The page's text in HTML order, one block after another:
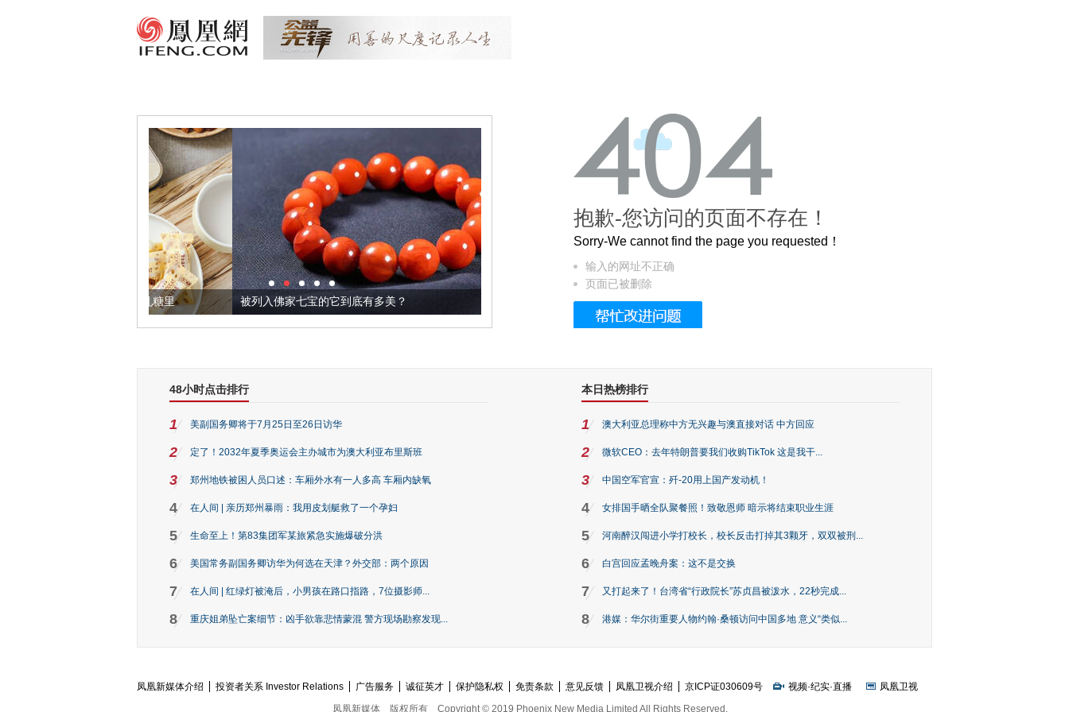
被列入佛家七宝的它到底有多美？ 这个3.2米的长卷，还原了600岁的紫禁城
抱歉-您访问的页面不存在！
Sorry-We cannot find the page you requested！
输入的网址不正确
页面已被删除
48小时点击排行
1 美副国务卿将于7月25日至26日访华
2 定了！2032年夏季奥运会主办城市为澳大利亚布里斯班
3 郑州地铁被困人员口述：车厢外水有一人多高 车厢内缺氧
4 在人间 | 亲历郑州暴雨：我用皮划艇救了一个孕妇
5 生命至上！第83集团军某旅紧急实施爆破分洪
6 美国常务副国务卿访华为何选在天津？外交部：两个原因
7 在人间 | 红绿灯被淹后，小男孩在路口指路，7位摄影师...
8 重庆姐弟坠亡案细节：凶手欲靠悲情蒙混 警方现场勘察发现...
本日热榜排行
1 澳大利亚总理称中方无兴趣与澳直接对话 中方回应
2 微软CEO：去年特朗普要我们收购TikTok 这是我干...
3 中国空军官宣：歼-20用上国产发动机！
4 女排国手晒全队聚餐照！致敬恩师 暗示将结束职业生涯
5 河南醉汉闯进小学打校长，校长反击打掉其3颗牙，双双被刑...
6 白宫回应孟晚舟案：这不是交换
7 又打起来了！台湾省“行政院长”苏贞昌被泼水，22秒完成...
8 港媒：华尔街重要人物约翰·桑顿访问中国多地 意义“类似...
凤凰新媒体介绍 投资者关系 Investor Relations 广告服务 诚征英才 保护隐私权 免责条款 意见反馈 凤凰卫视介绍 京ICP证030609号 视频·纪实·直播
凤凰卫视
凤凰新媒体
版权所有 Copyright © 2019 Phoenix New Media Limited All Rights Reserved.